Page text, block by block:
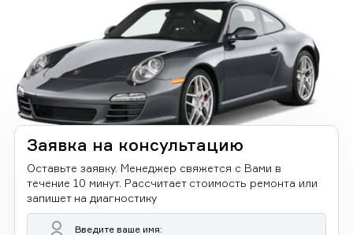
Заявка на консультацию
Оставьте заявку. Менеджер свяжется с Вами в
течение 10 минут. Рассчитает стоимость ремонта или
запишет на диагностику